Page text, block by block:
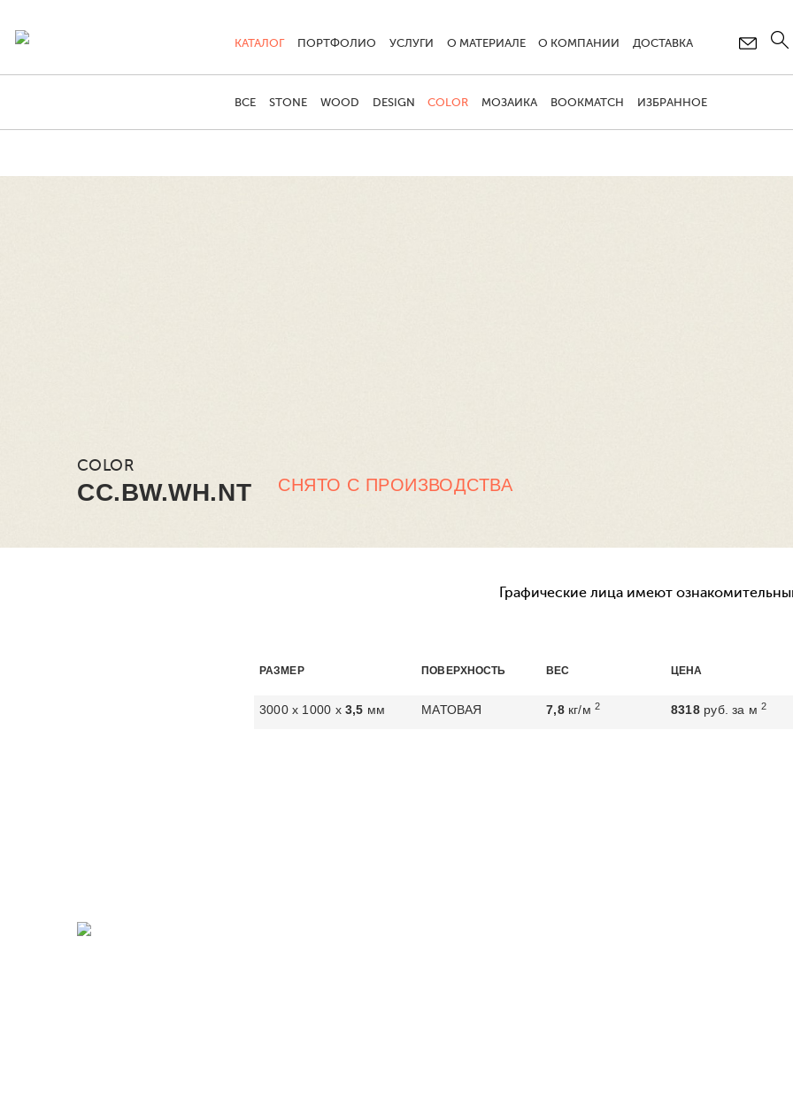
КАТАЛОГ
ВСЕ STONE WOOD DESIGN COLOR МОЗАИКА BOOKMATCH ИЗБРАННОЕ
ПОРТФОЛИО УСЛУГИ О МАТЕРИАЛЕ О КОМПАНИИ ДОСТАВКА
COLOR
CC.BW.WH.NT СНЯТО С ПРОИЗВОДСТВА
Графические лица имеют
РАЗМЕР
3000 х 1000 х 3,5 мм
ПОВЕРХНОСТЬ
МАТОВАЯ
ВЕС
7,8кг/м2
ЦЕНА
8318руб. за м2